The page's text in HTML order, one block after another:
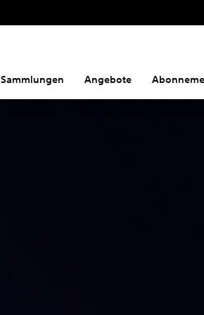
Sammlungen Angebote